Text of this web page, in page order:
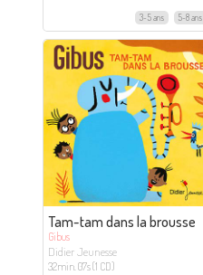
3-5 ans 5-8 ans
Tam-tam dans la brousse
Gibus
Didier Jeunesse
32min. 07s (1 CD)